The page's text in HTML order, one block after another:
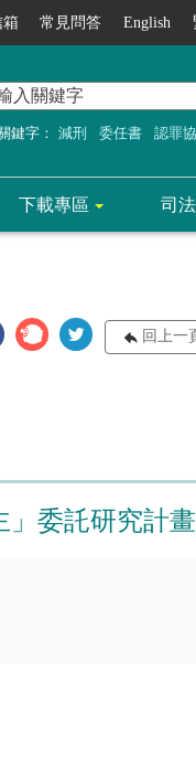
箱 常見問答 English
鍵字： 減刑 委任書 認罪
下載專區 司
回上一
」委託研究計